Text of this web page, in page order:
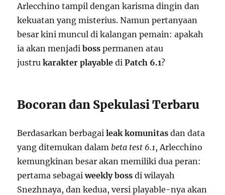
Arlecchino tampil dengan karisma dingin dan
kekuatan yang misterius. Namun pertanyaan
besar kini muncul di kalangan pemain: apakah
ia akan menjadiboss permanen atau
justrukarakter playable diPatch 6.1?
Bocoran dan Spekulasi Terbaru
Berdasarkan berbagaileak komunitas dan data
yang ditemukan dalam beta test 6.1, Arlecchino
kemungkinan besar akan memiliki dua peran:
pertama sebagaiweekly boss di wilayah
Snezhnaya, dan kedua, versi playable-nya akan